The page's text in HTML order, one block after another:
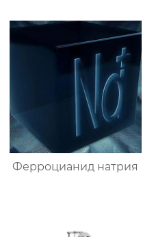
Ферроцианид натрия